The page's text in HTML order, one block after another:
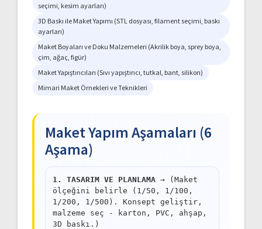
seçimi, kesim ayarları)
3D Baskı ile Maket Yapımı (STL dosyası, filament seçimi, baskı
ayarları)
Maket Boyaları ve Doku Malzemeleri (Akrilik boya, sprey boya,
çim, ağaç, figür)
Maket Yapıştırıcıları (Sıvı yapıştırıcı, tutkal, bant, silikon)
Mimari Maket Örnekleri ve Teknikleri
Maket Yapım Aşamaları (6
Aşama)
1. TASARIM VE PLANLAMA → (Maket
ölçeğini belirle (1/50, 1/100,
1/200, 1/500). Konsept geliştir,
malzeme seç - karton, PVC, ahşap,
3D baskı.)